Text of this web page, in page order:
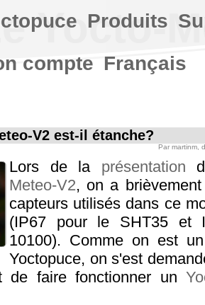
Yocto-
V2 est-il étanche?
Par martinm ,
Lors de la présentation
Meteo-V2, on a
capteurs utilisés dans ce
(IP67 pour le SHT35 et
10100). Comme on est
Yoctopuce, on s'est
de faire fonctionner un
Produits
compte Français